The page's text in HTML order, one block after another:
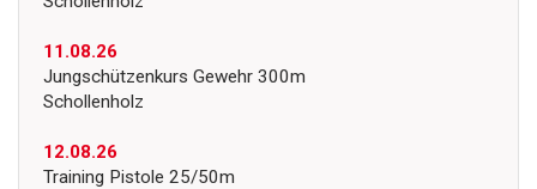
11.08.26
Jungschützenkurs Gewehr 300m
Schollenholz
12.08.26
Training Pistole 25/50m